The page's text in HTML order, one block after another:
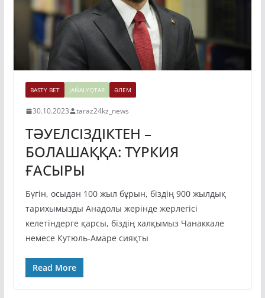
BASTY BET JAŃALYQTAR ӘЛЕМ
30.10.2023 taraz24kz_news
ТӘУЕЛСІЗДІКТЕН –
БОЛАШАҚҚА: ТҮРКИЯ
ҒАСЫРЫ
Бүгін, осыдан 100 жыл бұрын, біздің 900 жылдық
тарихымызды Анадолы жерінде жерлегісі
келетіндерге қарсы, біздің халқымыз Чанаккале
немесе Кутюль-Амаре сияқты
Read More